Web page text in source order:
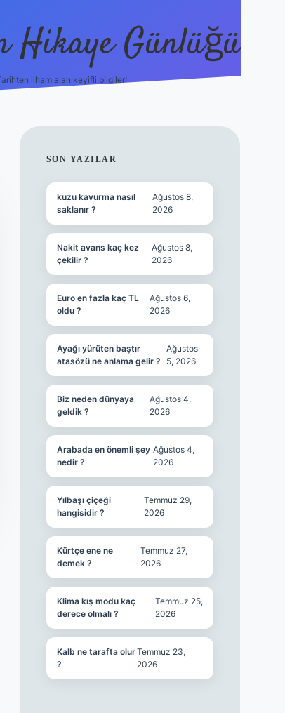
Hikaye Günlüğü
ilham alan keyifli bilgiler!
SIDEBAR
SON YAZILAR
kuzu kavurma nasıl
saklanır ?
Ağustos 8,
2026
Nakit avans kaç kez
çekilir ?
Ağustos 8,
2026
Euro en fazla kaç TL
oldu ?
Ağustos 6,
2026
Ayağı yürüten baştır
atasözü ne anlama gelir ?
Ağustos
5, 2026
Biz neden dünyaya
geldik ?
Ağustos 4,
2026
Arabada en önemli şey
nedir ?
Ağustos 4,
2026
Yılbaşı çiçeği
hangisidir ?
Temmuz 29,
2026
Kürtçe ene ne
demek ?
Temmuz 27,
2026
Klima kış modu kaç
derece olmalı ?
Temmuz 25,
2026
Kalb ne tarafta olur
?
Temmuz 23,
2026
betbox giriş